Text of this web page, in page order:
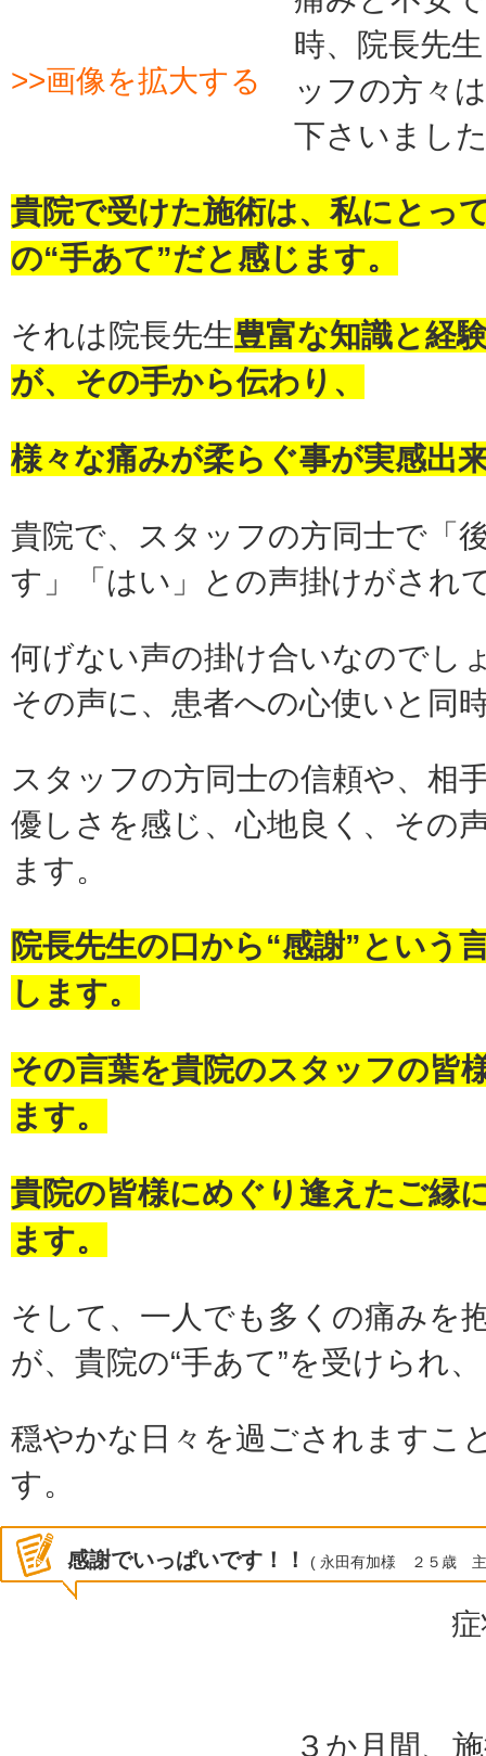
>>画像を拡大する
時、院長先
ッフの方々
下さいまし
貴院で受けた施術は、私にとっ
の“手あて”だと感じます。
それは院長先生豊富な知識と経
が、その手から伝わり、
様々な痛みが柔らぐ事が実感出
貴院で、スタッフの方同士で「
す」「はい」との声掛けがされ
何げない声の掛け合いなのでし
その声に、患者への心使いと同
スタッフの方同士の信頼や、相
優しさを感じ、心地良く、その
ます。
院長先生の口から“感謝”という
します。
その言葉を貴院のスタッフの皆
ます。
貴院の皆様にめぐり逢えたご縁
ます。
そして、一人でも多くの痛みを
が、貴院の“手あて”を受けられ、
穏やかな日々を過ごされますこ
す。
感謝でいっぱいです！！ ( 永田有加様 ２５歳 主
３か月間、